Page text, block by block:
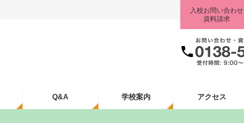
入校お問い合わせ
資料請求
Q&A 学校案内 アクセス